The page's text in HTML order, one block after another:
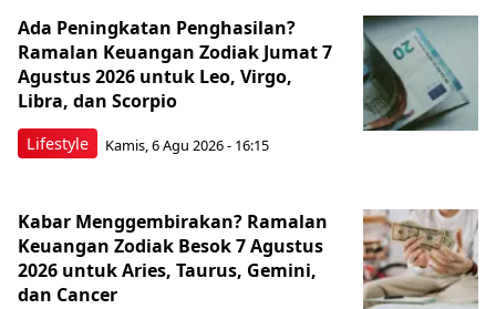
Lifestyle
Ada Peningkatan Penghasilan?
Ramalan Keuangan Zodiak Jumat 7
Agustus 2026 untuk Leo, Virgo,
Libra, dan Scorpio
Kamis, 6 Agu 2026 - 16:15
Kabar Menggembirakan? Ramalan
Keuangan Zodiak Besok 7 Agustus
2026 untuk Aries, Taurus, Gemini,
dan Cancer